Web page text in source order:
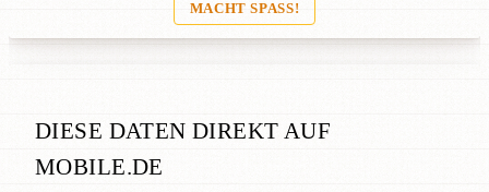
MACHT SPASS!
DIESE DATEN DIREKT AUF
MOBILE.DE